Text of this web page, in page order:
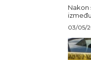
Nakon
03/05/